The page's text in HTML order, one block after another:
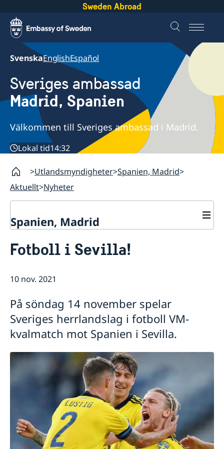
Sweden Abroad
SvenskaEnglishEspañol
Sveriges ambassad
Madrid, Spanien
Välkommen till Sveriges ambassad i Madrid.
Lokal tid14:32
Utlandsmyndigheter Spanien, Madrid
Aktuellt Nyheter
Spanien, Madrid
Om oss
Dataskyddspolicy (GDPR)
Lediga tjänster
Praktik
Vi är en resurs för svenska företag
Så kan du få stöd
Svenska företag i Spanien
Anmäl handelshinder
Aktuellt
Nyheter
Prioriterat Sverigefrämjande - seminarier &
evenemang
Svenskrelaterade kontakter i Spanien
Fotboll i Sevilla!
10 nov. 2021
På söndag 14 november spelar
Sveriges herrlandslag i fotboll VM-
kvalmatch mot Spanien i Sevilla.